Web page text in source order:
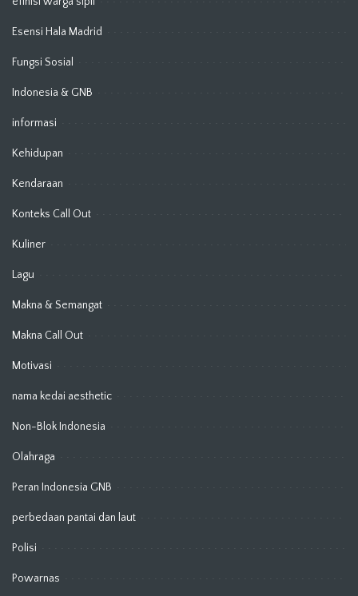
Esensi Hala Madrid
Fungsi Sosial
Indonesia & GNB
informasi
Kehidupan
Kendaraan
Konteks Call Out
Kuliner
Lagu
Makna & Semangat
Makna Call Out
Motivasi
nama kedai aesthetic
Non-Blok Indonesia
Olahraga
Peran Indonesia GNB
perbedaan pantai dan laut
Polisi
Powarnas